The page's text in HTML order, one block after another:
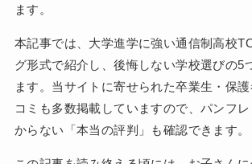
ます。
本記事では、大学進学に強い通信制高校
グ形式で紹介し、後悔しない学校選びの5
ます。当サイトに寄せられた卒業生・保
コミも多数掲載していますので、パンフ
からない「本当の評判」も確認できます。